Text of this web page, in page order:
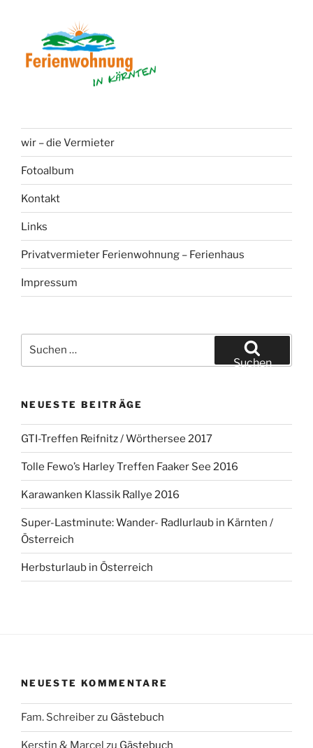
wir – die Vermieter
Fotoalbum
Kontakt
Links
Privatvermieter Ferienwohnung – Ferienhaus
Impressum
nach:
Suchen
NEUESTE BEITRÄGE
GTI-Treffen Reifnitz / Wörthersee 2017
Tolle Fewo’s Harley Treffen Faaker See 2016
Karawanken Klassik Rallye 2016
Super-Lastminute: Wander- Radlurlaub in Kärnten /
Österreich
Herbsturlaub in Österreich
NEUESTE KOMMENTARE
Fam. Schreiberzu Gästebuch
Kerstin & Marcel zu Gästebuch